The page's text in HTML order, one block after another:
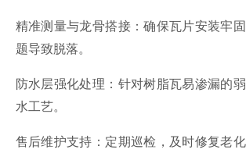
精准测量与龙骨搭接：确保瓦片安装牢
题导致脱落。
防水层强化处理：针对树脂瓦易渗漏的
水工艺。
售后维护支持：定期巡检，及时修复老